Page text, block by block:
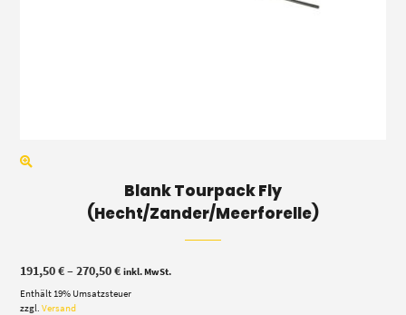
Blank Tourpack Fly
(Hecht/Zander/Meerforelle)
191,50€–270,50€Preisspanne:
bis
inkl. MwSt.
Enthält 19% Umsatzsteuer
zzgl.Versand